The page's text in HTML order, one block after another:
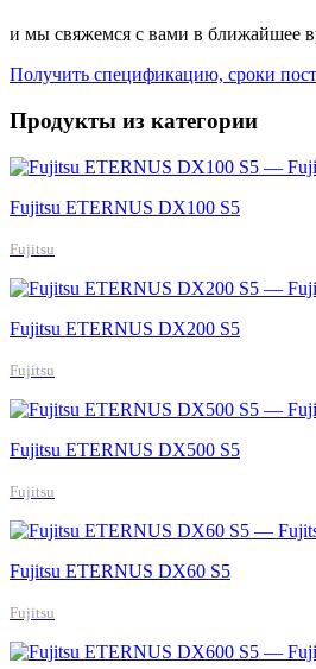
и мы свяжемся с вами в ближайшее
Получить спецификацию, сроки
Продукты из категории
Fujitsu ETERNUS DX100 S5
Fujitsu
Fujitsu ETERNUS DX200 S5
Fujitsu
Fujitsu ETERNUS DX500 S5
Fujitsu
Fujitsu ETERNUS DX60 S5
Fujitsu